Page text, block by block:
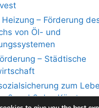
– Förderung
von Öl- und
– Städtische
zum
2 und 3 des Kärntner